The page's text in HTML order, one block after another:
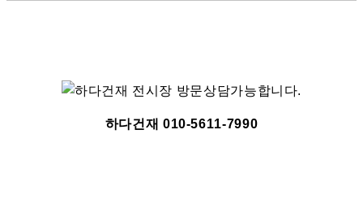
하다건재 010-5611-7990